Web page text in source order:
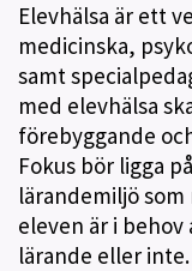
Elevhälsa är ett
medicinska,
samt
med elevhälsa
förebyggande
Fokus bör ligga
lärandemiljö
eleven är i
lärande eller inte.